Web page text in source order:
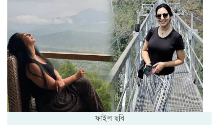
ফাইল ছবি